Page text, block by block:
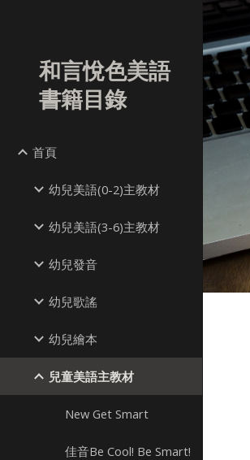
和言悅色美語
書籍目錄
首頁
幼兒美語(0-2)主教材
幼兒美語(3-6)主教材
幼兒發音
幼兒歌謠
幼兒繪本
兒童美語主教材
New Get Smart
佳音Be Cool! Be Smart!